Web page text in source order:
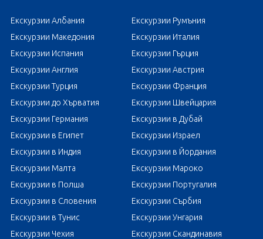
Екскурзии Албания
Екскурзии Румъния
Екскурзии Македония
Екскурзии Италия
Екскурзии Испания
Екскурзии Гърция
Екскурзии Англия
Екскурзии Австрия
Екскурзии Турция
Екскурзии Франция
Екскурзии до Хърватия
Екскурзии Швейцария
Екскурзии Германия
Екскурзии в Дубай
Екскурзии в Египет
Екскурзии Израел
Екскурзии в Индия
Екскурзии в Йордания
Екскурзии Малта
Екскурзии Мароко
Екскурзии в Полша
Екскурзии Португалия
Екскурзии в Словения
Екскурзии Сърбия
Екскурзии в Тунис
Екскурзии Унгария
Екскурзии Чехия
Екскурзии Скандинавия